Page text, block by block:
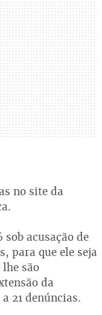
no site da
acusação de
para que ele seja
são
da
21 denúncias.